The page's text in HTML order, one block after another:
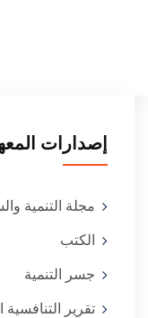
إصدارات
مجلة التنمية
الكتب
جسر التنمية
تقرير التنافسية